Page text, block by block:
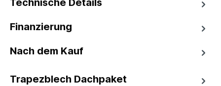
Technische Details
Finanzierung
Nach dem Kauf
Trapezblech Dachpaket